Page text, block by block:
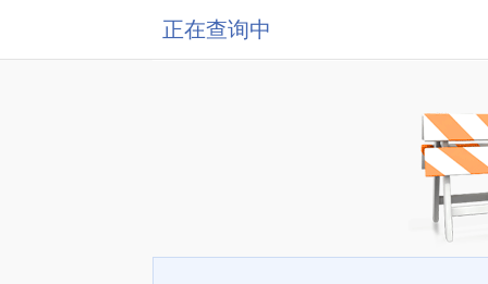
正在查询中